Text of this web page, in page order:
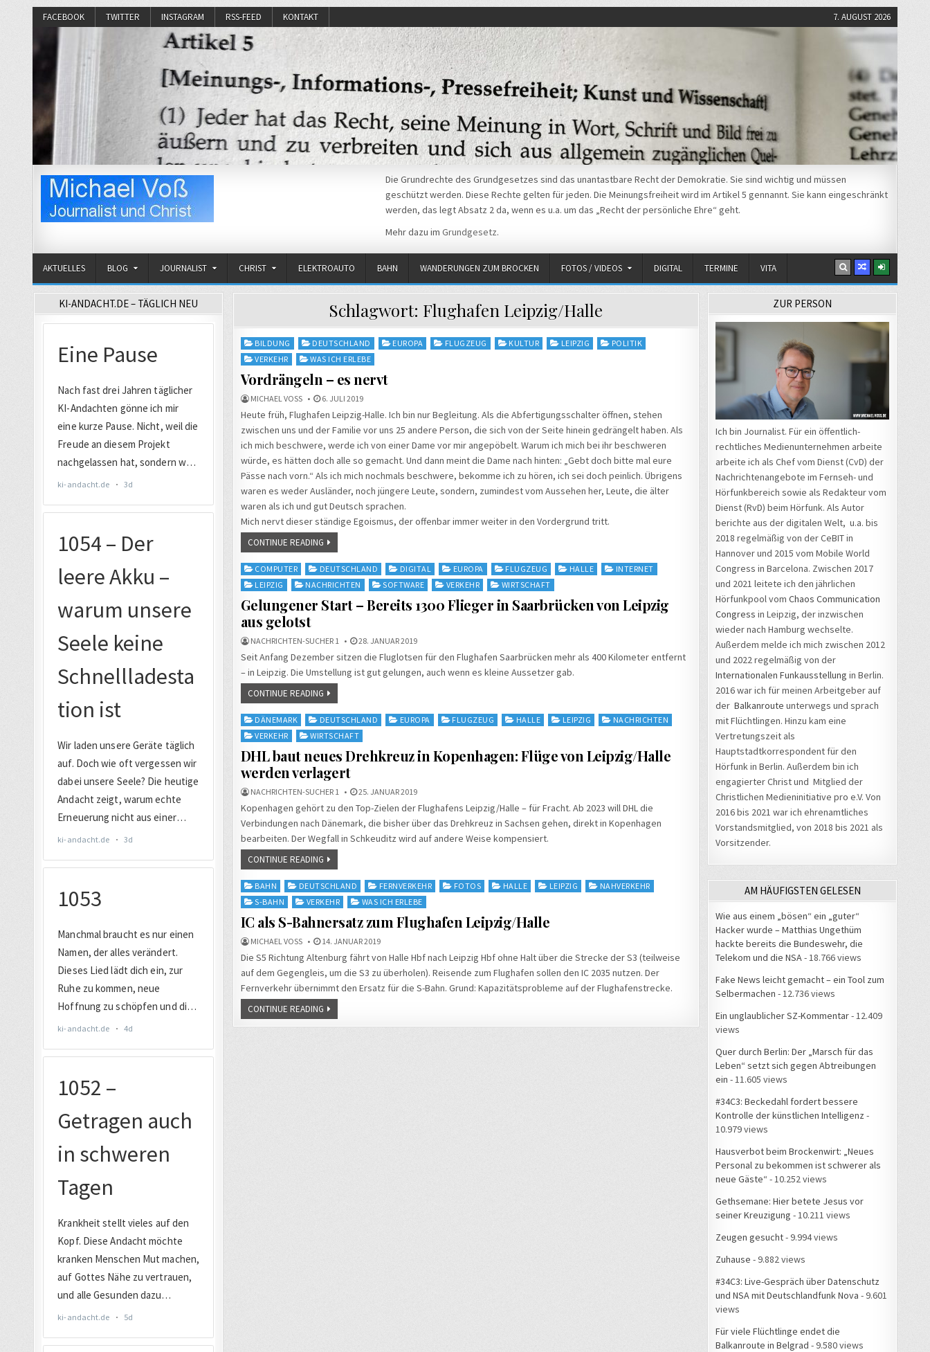
FACEBOOK TWITTER INSTAGRAM RSS-FEED KONTAKT 7. AUGUST 2026
Die Grundrechte des Grundgesetzes sind das unantastbare Recht der Demokratie. Sie sind wichtig und müssen
geschützt werden. Diese Rechte gelten für jeden. Die Meinungsfreiheit wird im Artikel 5 gennannt. Sie kann eingeschränkt
werden, das legt Absatz 2 da, wenn es u.a. um das „Recht der persönliche Ehre“ geht.
Mehr dazu im Grundgesetz.
AKTUELLES BLOG JOURNALIST CHRIST ELEKTROAUTO BAHN WANDERUNGEN ZUM BROCKEN FOTOS / VIDEOS DIGITAL TERMINE VITA
Schlagwort: Flughafen Leipzig/Halle
Posted
in
BILDUNG DEUTSCHLAND EUROPA FLUGZEUG KULTUR LEIPZIG
POLITIK
VERKEHR
WAS ICH ERLEBE
Vordrängeln – es nervt
MICHAEL VOSS 6. JULI 2019
Heute früh, Flughafen Leipzig-Halle. Ich bin nur Begleitung. Als die Abfertigungsschalter öffnen, stehen
zwischen uns und der Familie vor uns 25 andere Person, die sich von der Seite hinein gedrängelt haben. Als
ich mich beschwere, werde ich von einer Dame vor mir angepöbelt. Warum ich mich bei ihr beschweren
würde, es hätten doch alle so gemacht. Und dann meint die Dame nach hinten: „Gebt doch bitte mal eure
Pässe nach vorn.“ Als ich mich nochmals beschwere, bekomme ich zu hören, ich sei doch peinlich. Übrigens
waren es weder Ausländer, noch jüngere Leute, sondern, zumindest vom Aussehen her, Leute, die älter
waren als ich und gut Deutsch sprachen.
Mich nervt dieser ständige Egoismus, der offenbar immer weiter in den Vordergrund tritt.
CONTINUE READING
Posted
in
COMPUTER DEUTSCHLAND DIGITAL EUROPA FLUGZEUG HALLE
INTERNET
LEIPZIG
NACHRICHTEN SOFTWARE VERKEHR WIRTSCHAFT
Gelungener Start – Bereits 1300 Flieger in Saarbrücken von Leipzig
aus gelotst
NACHRICHTEN-SUCHER 1 28. JANUAR 2019
Seit Anfang Dezember sitzen die Fluglotsen für den Flughafen Saarbrücken mehr als 400 Kilometer entfernt
– in Leipzig. Die Umstellung ist gut gelungen, auch wenn es kleine Aussetzer gab.
CONTINUE READING
Posted
in
DÄNEMARK DEUTSCHLAND EUROPA FLUGZEUG HALLE LEIPZIG
NACHRICHTEN
VERKEHR
WIRTSCHAFT
DHL baut neues Drehkreuz in Kopenhagen: Flüge von Leipzig/Halle
werden verlagert
NACHRICHTEN-SUCHER 1 25. JANUAR 2019
Kopenhagen gehört zu den Top-Zielen der Flughafens Leipzig/Halle – für Fracht. Ab 2023 will DHL die
Verbindungen nach Dänemark, die bisher über das Drehkreuz in Sachsen gehen, direkt in Kopenhagen
bearbeiten. Der Wegfall in Schkeuditz wird auf andere Weise kompensiert.
CONTINUE READING
Posted
in
BAHN DEUTSCHLAND FERNVERKEHR FOTOS HALLE LEIPZIG
NAHVERKEHR
S-BAHN
VERKEHR WAS ICH ERLEBE
IC als S-Bahnersatz zum Flughafen Leipzig/Halle
MICHAEL VOSS 14. JANUAR 2019
Die S5 Richtung Altenburg fährt von Halle Hbf nach Leipzig Hbf ohne Halt über die Strecke der S3 (teilweise
auf dem Gegengleis, um die S3 zu überholen). Reisende zum Flughafen sollen den IC 2035 nutzen. Der
Fernverkehr übernimmt den Ersatz für die S-Bahn. Grund: Kapazitätsprobleme auf der Flughafenstrecke.
CONTINUE READING
KI-ANDACHT.DE – TÄGLICH NEU ZUR PERSON
Ich bin Journalist. Für ein öffentlich-
rechtliches Medienunternehmen arbeite
arbeite ich als Chef vom Dienst (CvD) der
Nachrichtenangebote im Fernseh- und
Hörfunkbereich sowie als Redakteur vom
Dienst (RvD) beim Hörfunk. Als Autor
berichte aus der digitalen Welt, u.a. bis
2018 regelmäßig von der CeBIT in
Hannover und 2015 vom Mobile World
Congress in Barcelona. Zwischen 2017
und 2021 leitete ich den jährlichen
Hörfunkpool vom Chaos Communication
Congress in Leipzig, der inzwischen
wieder nach Hamburg wechselte.
Außerdem melde ich mich zwischen 2012
und 2022 regelmäßig von der
Internationalen Funkausstellung in Berlin.
2016 war ich für meinen Arbeitgeber auf
der Balkanroute unterwegs und sprach
mit Flüchtlingen. Hinzu kam eine
Vertretungszeit als
Hauptstadtkorrespondent für den
Hörfunk in Berlin. Außerdem bin ich
engagierter Christ und Mitglied der
Christlichen Medieninitiative pro e.V. Von
2016 bis 2021 war ich ehrenamtliches
Vorstandsmitglied, von 2018 bis 2021 als
Vorsitzender.
AM HÄUFIGSTEN GELESEN
Wie aus einem „bösen“ ein „guter“
Hacker wurde – Matthias Ungethüm
hackte bereits die Bundeswehr, die
Telekom und die NSA - 18.766 views
Fake News leicht gemacht – ein Tool zum
Selbermachen - 12.736 views
Ein unglaublicher SZ-Kommentar- 12.409
views
Quer durch Berlin: Der „Marsch für das
Leben“ setzt sich gegen Abtreibungen
ein - 11.605 views
#34C3: Beckedahl fordert bessere
Kontrolle der künstlichen Intelligenz -
10.979 views
Hausverbot beim Brockenwirt: „Neues
Personal zu bekommen ist schwerer als
neue Gäste“ - 10.252 views
Gethsemane: Hier betete Jesus vor
seiner Kreuzigung - 10.211 views
Zeugen gesucht- 9.994 views
Zuhause - 9.882 views
#34C3: Live-Gespräch über Datenschutz
und NSA mit Deutschlandfunk Nova - 9.601
views
Für viele Flüchtlinge endet die
Balkanroute in Belgrad - 9.580 views